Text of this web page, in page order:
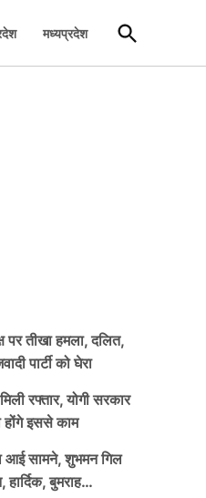
मध्यप्रदेश
Open
Search
पर तीखा हमला, दलित,
पार्टी को घेरा
रफ्तार, योगी सरकार
इससे काम
आई सामने, शुभमन गिल
बुमराह…